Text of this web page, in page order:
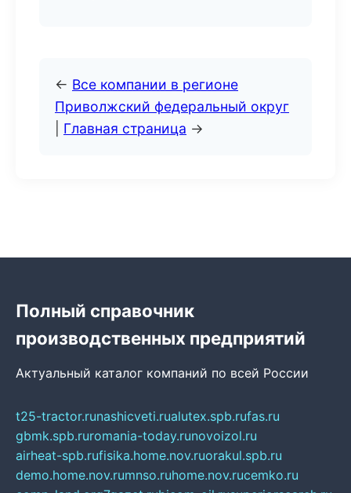
← Все компании в регионе
Приволжский федеральный округ
Главная страница →
Полный справочник
производственных предприятий
Актуальный каталог компаний по всей России
t25-tractor.runashicveti.rualutex.spb.rufas.ru
gbmk.spb.ruromania-today.runovoizol.ru
airheat-spb.rufisika.home.nov.ruorakul.spb.ru
demo.home.nov.rumnso.ruhome.nov.rucemko.ru